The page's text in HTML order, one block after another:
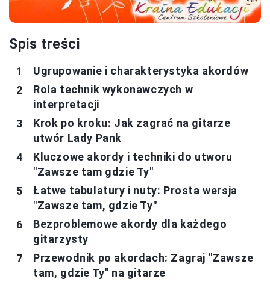
Spis treści
Ugrupowanie i charakterystyka akordów
Rola technik wykonawczych w
interpretacji
Krok po kroku: Jak zagrać na gitarze
utwór Lady Pank
Kluczowe akordy i techniki do utworu
"Zawsze tam gdzie Ty"
Łatwe tabulatury i nuty: Prosta wersja
"Zawsze tam, gdzie Ty"
Bezproblemowe akordy dla każdego
gitarzysty
Przewodnik po akordach: Zagraj "Zawsze
tam, gdzie Ty" na gitarze